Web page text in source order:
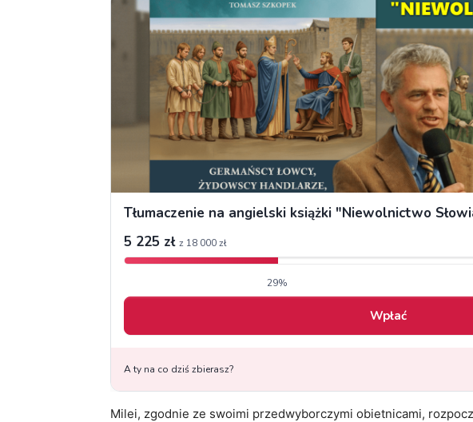
Milei, zgodnie ze swoimi przedwyborczymi obietnicami,